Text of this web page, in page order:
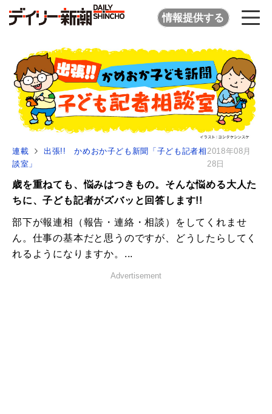
情報提供する
連載
出張!! かめおか子ども新聞「子ども記者相
談室」
2018年08月
28日
歳を重ねても、悩みはつきもの。そんな悩める大人た
ちに、子ども記者がズバッと回答します!!
部下が報連相（報告・連絡・相談）をしてくれませ
ん。仕事の基本だと思うのですが、どうしたらしてく
れるようになりますか。...
Advertisement